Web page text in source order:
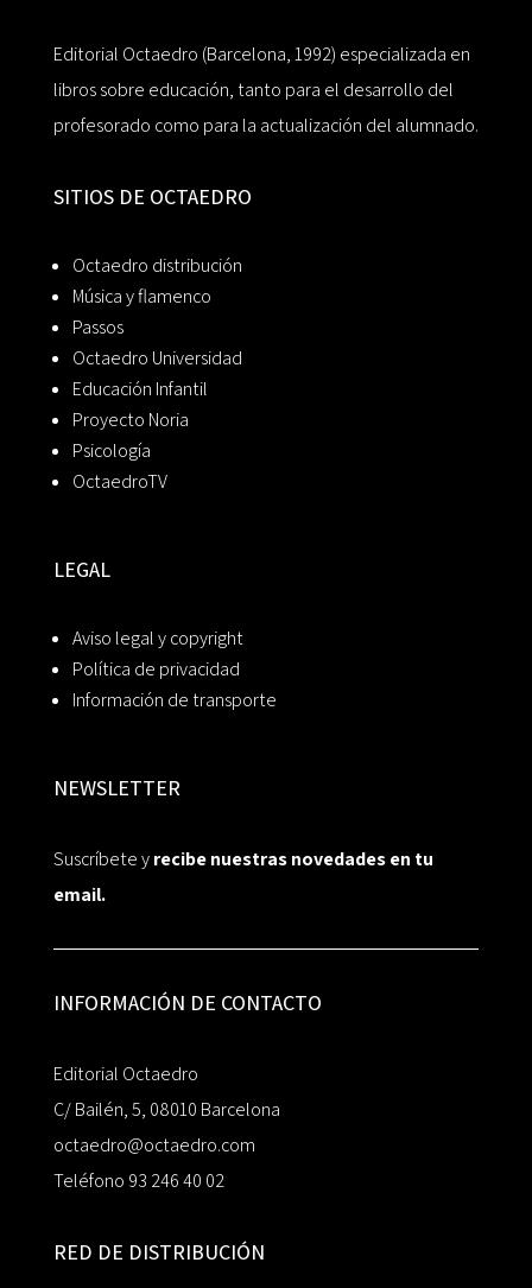
Editorial Octaedro (Barcelona, 1992) especializada en
libros sobre educación, tanto para el desarrollo del
profesorado como para la actualización del alumnado.
SITIOS DE OCTAEDRO
Octaedro distribución
Música y flamenco
Passos
Octaedro Universidad
Educación Infantil
Proyecto Noria
Psicología
OctaedroTV
LEGAL
Aviso legal y copyright
Política de privacidad
Información de transporte
NEWSLETTER
Suscríbete yrecibe nuestras novedades en tu
email.
INFORMACIÓN DE CONTACTO
Editorial Octaedro
C/ Bailén, 5, 08010 Barcelona
octaedro@octaedro.com
Teléfono 93 246 40 02
RED DE DISTRIBUCIÓN